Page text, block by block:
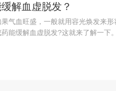
解血虚脱发？
气血旺盛，一般就用容光焕发来
能缓解血虚脱发?这就来了解一